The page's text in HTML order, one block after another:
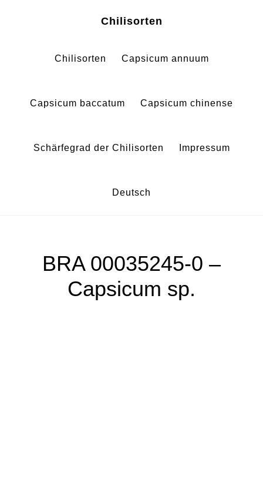
Chilisorten
Chilisorten Capsicum annuum
Capsicum baccatum Capsicum chinense
Schärfegrad der Chilisorten Impressum
Deutsch
BRA 00035245-0 –
Capsicum sp.